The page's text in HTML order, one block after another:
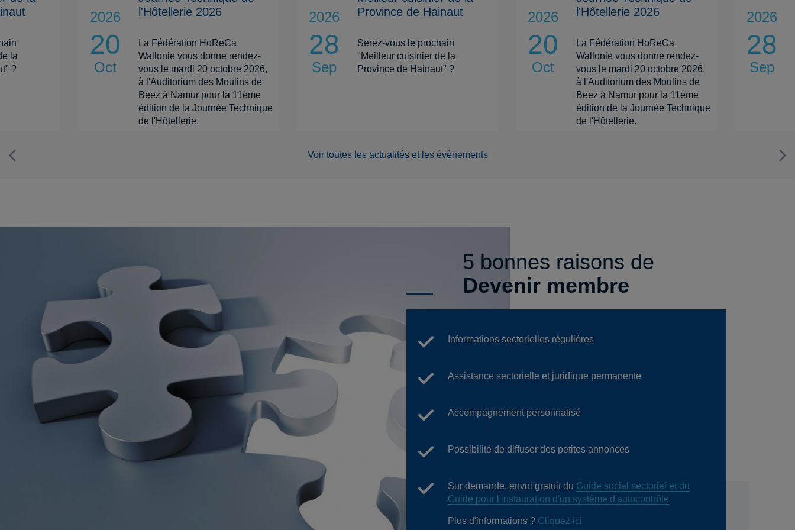
la
?
2026
20
Oct
l'Hôtellerie 2026
La Fédération HoReCa
Wallonie vous donne rendez-
vous le mardi 20 octobre 2026,
à l'Auditorium des Moulins de
Beez à Namur pour la 11ème
édition de la Journée Technique
de l'Hôtellerie.
2026
28
Sep
Province de Hainaut
Serez-vous le prochain
"Meilleur cuisinier de la
Province de Hainaut" ?
2026
20
Oct
l'Hôtellerie 2026
La Fédération HoReCa
Wallonie vous donne rendez-
vous le mardi 20 octobre 2026,
à l'Auditorium des Moulins de
Beez à Namur pour la 11ème
édition de la Journée Technique
de l'Hôtellerie.
2026
28
Sep
Voir toutes les actualités et les évènements
5 bonnes raisons de
Devenir membre
Informations sectorielles régulières
Assistance sectorielle et juridique permanente
Accompagnement personnalisé
Possibilité de diffuser des petites annonces
Sur demande, envoi gratuit du Guide social sectoriel et du
Guide pour l'instauration d'un système d'autocontrôle
Plus d'informations ? Cliquez ici